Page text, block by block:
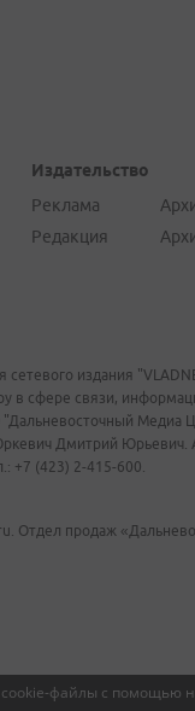
файлы с помощью
Издательство
Реклама
Редакция
сетевого издания
в сфере связи,
Медиа
Дмитрий Юрьевич.
+7 (423) 2-415-600.
Отдел продаж